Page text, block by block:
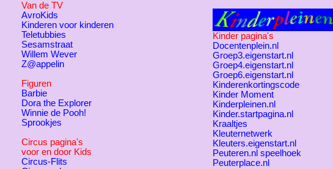
Van de TV
AvroKids
Kinderen voor kinderen
Teletubbies
Sesamstraat
Willem Wever
Z@appelin
Figuren
Barbie
Dora the Explorer
Winnie de Pooh!
Sprookjes
Circus pagina's
voor en door Kids
Circus-Flits
Kinder pagina's
Docentenplein.nl
Groep3.eigenstart.nl
Groep4.eigenstart.nl
Groep6.eigenstart.nl
Kinderenkortingscode
Kinder Moment
Kinderpleinen.nl
Kinder.startpagina.nl
Kraaltjes
Kleuternetwerk
Kleuters.eigenstart.nl
Peuteren.nl speelhoek
Peuterplace.nl